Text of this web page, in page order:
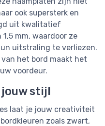
ook supersterk en
uit kwalitatief
mm, waardoor ze
uitstraling te verliezen.
het bord maakt het
voordeur.
jouw stijl
laat je jouw creativiteit
zoals zwart,